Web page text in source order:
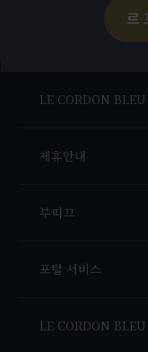
르
LE CORDON BLEU
제휴안내
부띠끄
포털 서비스
LE CORDON